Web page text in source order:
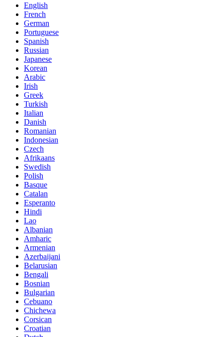
English
French
German
Portuguese
Spanish
Russian
Japanese
Korean
Arabic
Irish
Greek
Turkish
Italian
Danish
Romanian
Indonesian
Czech
Afrikaans
Swedish
Polish
Basque
Catalan
Esperanto
Hindi
Lao
Albanian
Amharic
Armenian
Azerbaijani
Belarusian
Bengali
Bosnian
Bulgarian
Cebuano
Chichewa
Corsican
Croatian